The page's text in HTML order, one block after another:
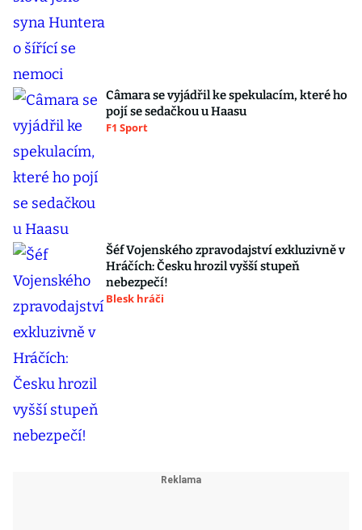
Câmara se vyjádřil ke spekulacím, které ho
pojí se sedačkou u Haasu
F1 Sport
Šéf Vojenského zpravodajství exkluzivně v
Hráčích: Česku hrozil vyšší stupeň
nebezpečí!
Blesk hráči